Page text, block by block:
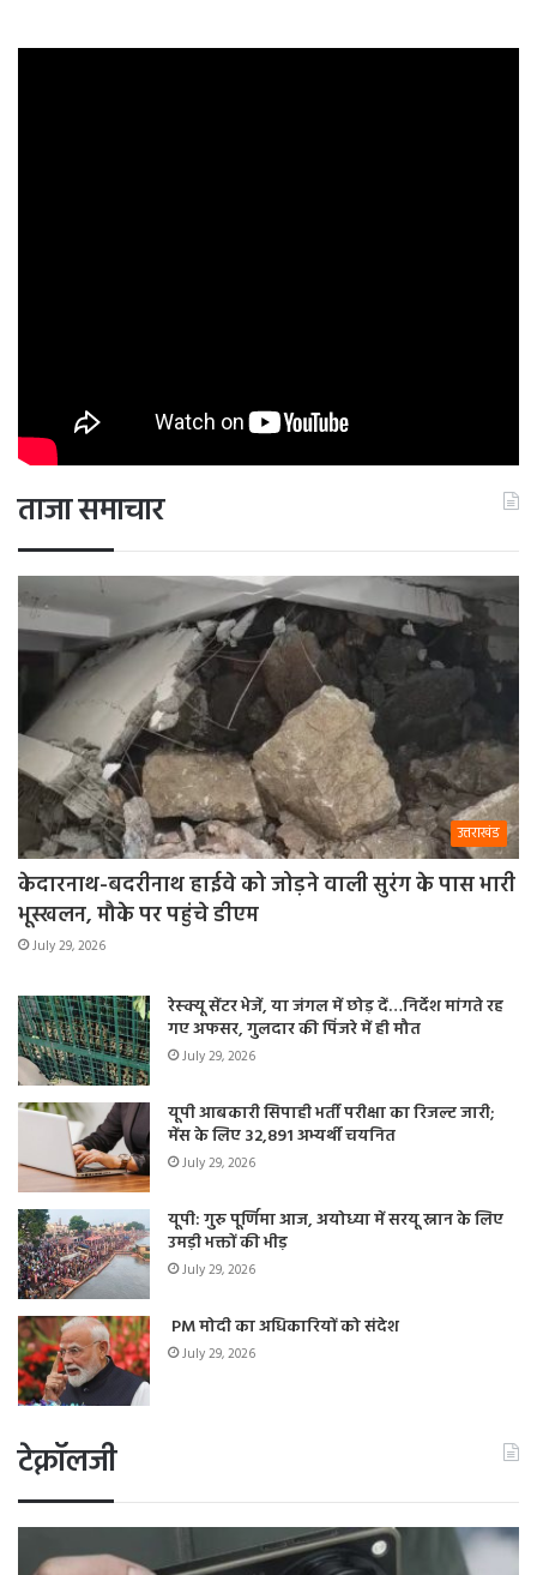
ताजा समाचार
उत्तराखंड
केदारनाथ-बदरीनाथ हाईवे को जोड़ने वाली सुरंग के पास भारी
भूस्खलन, मौके पर पहुंचे डीएम
July 29, 2026
रेस्क्यू सेंटर भेजें, या जंगल में छोड़ दें…निर्देश मांगते रह
गए अफसर, गुलदार की पिंजरे में ही मौत
July 29, 2026
यूपी आबकारी सिपाही भर्ती परीक्षा का रिजल्ट जारी;
मेंस के लिए 32,891 अभ्यर्थी चयनित
July 29, 2026
यूपी: गुरु पूर्णिमा आज, अयोध्या में सरयू स्नान के लिए
उमड़ी भक्तों की भीड़
July 29, 2026
PM मोदी का अधिकारियों को संदेश
July 29, 2026
टेक्नॉलजी